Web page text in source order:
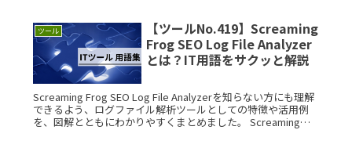
ツール
【ツールNo.419】Screaming
Frog SEO Log File Analyzer
とは？IT用語をサクッと解説
Screaming Frog SEO Log File Analyzerを知らない方にも理解
できるよう、ログファイル解析ツールとしての特徴や活用例
を、図解とともにわかりやすくまとめました。 Screaming